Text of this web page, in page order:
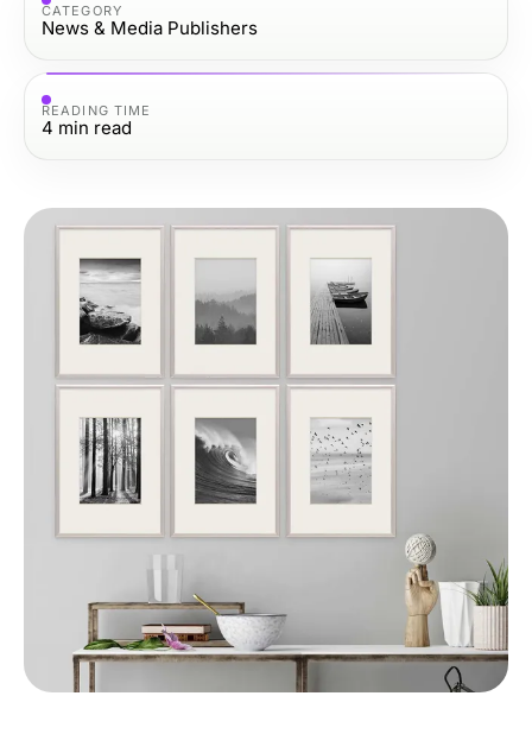
CATEGORY
News & Media Publishers
READING TIME
4 min read